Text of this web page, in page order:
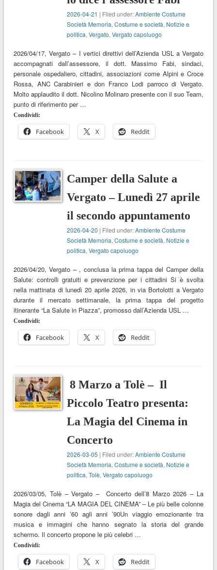
2026-04-21 | Filed under:Ambiente Costume
Società Memoria,Costume e società, Notizie e
politica,Vergato,Vergato capoluogo
2026/04/17, Vergato – I vertici direttivi dell’Azienda USL a Vergato
accompagnati dall’assessore, il dott. Massimo Fabi, sindaci,
personale ospedaliero, cittadini, associazioni come Alpini e Croce
Rossa, ANC Carabinieri e don Franco Lodi parroco di Vergato.
Molto applaudito il dott. Nicolino Molinaro presente con il suo Team,
punto di riferimento per …
Condividi:
Facebook X Reddit
Camper della Salute a
Vergato – Lunedì 27 aprile
il secondo appuntamento
2026-04-20 | Filed under:Ambiente Costume
Società Memoria,Costume e società, Notizie e
politica,Vergato capoluogo
2026/04/20, Vergato – , conclusa la prima tappa del Camper della
Salute: controlli gratuiti e prevenzione per i cittadini Si è svolta
nella mattinata di lunedì 20 aprile 2026, in via Bortolotti a Vergato
durante il mercato settimanale, la prima tappa del progetto
itinerante “La Salute in Piazza”, promosso dall’Azienda USL …
Condividi:
Facebook X Reddit
8 Marzo a Tolè – Il
Piccolo Teatro presenta:
La Magia del Cinema in
Concerto
2026-03-05 | Filed under:Ambiente Costume
Società Memoria,Costume e società, Notizie e
politica,Tolè,Vergato capoluogo
2026/03/05, Tolè – Vergato – Concerto dell’8 Marzo 2026 – La
Magia del Cinema “LA MAGIA DEL CINEMA” – Le più belle colonne
sonore dagli anni ’60 agli anni ’90Un viaggio emozionante tra
musica e immagini che hanno segnato la storia del grande
schermo. Il concerto propone le più celebri …
Condividi:
Facebook X Reddit